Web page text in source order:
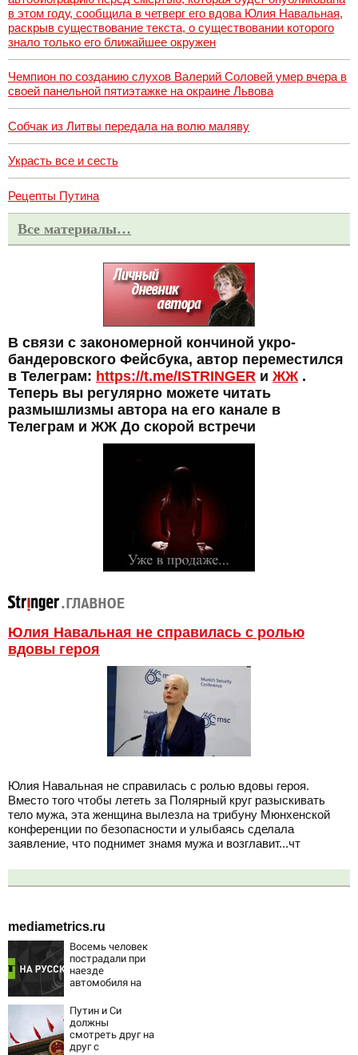
в этом году, сообщила в четверг его вдова Юлия Навальная,
раскрыв существование текста, о существовании которого
знало только его ближайшее окружен
Чемпион по созданию слухов Валерий Соловей умер вчера в
своей панельной пятиэтажке на окраине Львова
Собчак из Литвы передала на волю маляву
Украсть все и сесть
Рецепты Путина
Все материалы…
В связи с закономерной кончиной укро-
бандеровского Фейсбука, автор переместился
в Телеграм: https://t.me/ISTRINGER и ЖЖ .
Теперь вы регулярно можете читать
размышлизмы автора на его канале в
Телеграм и ЖЖ До скорой встречи
Юлия Навальная не справилась с ролью
вдовы героя
Юлия Навальная не справилась с ролью вдовы героя.
Вместо того чтобы лететь за Полярный круг разыскивать
тело мужа, эта женщина вылезла на трибуну Мюнхенской
конференции по безопасности и улыбаясь сделала
заявление, что поднимет знамя мужа и возглавит...чт
mediametrics.ru
Восемь человек
пострадали при
наезде
автомобиля на
Омске
Путин и Си
должны
смотреть друг на
друг с